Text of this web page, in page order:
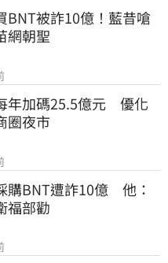
BNT被詐10億！藍昔嗆
網朝聖
年加碼25.5億元　優化
圈夜市
購BNT遭詐10億　他：
福部勸